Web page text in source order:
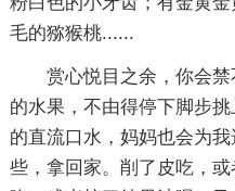
毛的猕猴桃......
赏心悦目之余，你会
的水果，不由得停下脚步
的直流口水，妈妈也会为
些，拿回家。削了皮吃，